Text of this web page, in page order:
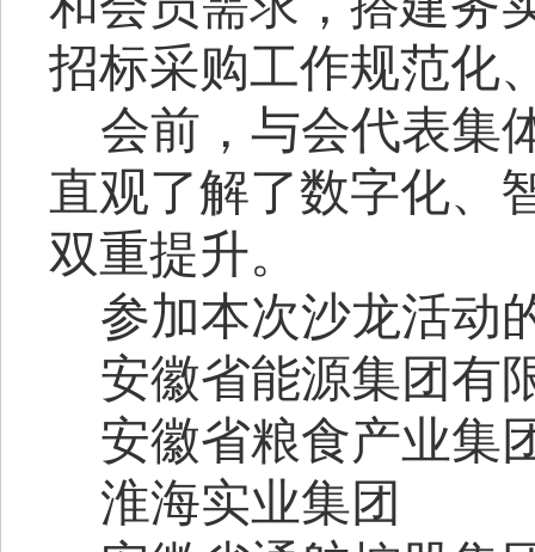
招标采购工作规范化
会前， 与会代表集
直观了解了数字化、
双重提升。
参加本次沙龙活动
安徽省能源集团有
安徽省粮食产业集
淮海实业集团